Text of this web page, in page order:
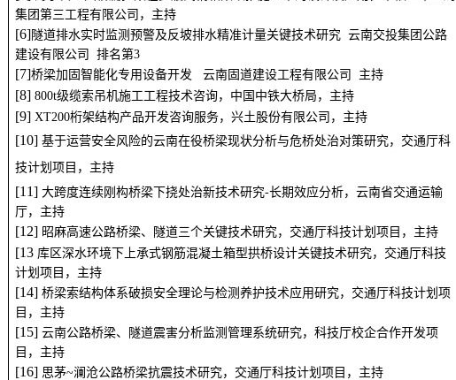
[4] 新建云南怒江民用机场工程可研阶段高架桥专题研究，云南机场集团，主持
[5] 海子营1#大桥扁担梁在步履式钢箱梁顶推施工中的设计及应用，中铁二十三局
集团第三工程有限公司，主持
[6]隧道排水实时监测预警及反坡排水精准计量关键技术研究 云南交投集团公路
建设有限公司 排名第3
[7]桥梁加固智能化专用设备开发 云南固道建设工程有限公司 主持
800t级缆索吊机施工工程技术咨询，中国中铁大桥局，主持
[9 ]
[10] 基于运营安全风险的云南在役桥梁现状分析与危桥处治对策研究，交通厅科
技计划项目，主持
[1 1] 大跨度连续刚构桥梁下挠处治新技术研究-长期效应分析，云南省交通运输
厅，主持
[1 2] 昭麻高速公路桥梁、隧道三个关键技术研究，交通厅科技计划项目，主持
[1 3 库区深水环境下上承式钢筋混凝土箱型拱桥设计关键技术研究，交通厅科技
计划项目，主持
[1 4] 桥梁索结构体系破损安全理论与检测养护技术应用研究，交通厅科技计划项
目，主持
[15] 云南公路桥梁、隧道震害分析监测管理系统研究，科技厅校企合作开发项